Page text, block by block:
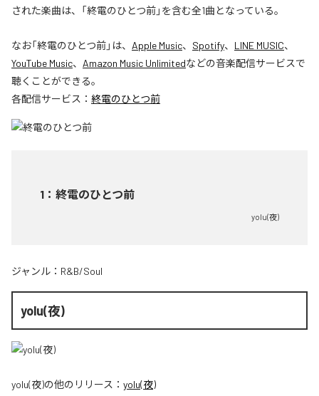
された楽曲は、「終電のひとつ前」を含む全1曲となっている。
なお「終電のひとつ前」は、 Apple Music、 Spotify、 LINE MUSIC、
YouTube Music、 Amazon Music Unlimitedなどの音楽配信サービスで
聴くことができる。
各配信サービス： 終電のひとつ前
1 ： 終電のひとつ前
yolu(夜)
ジャンル： R&B/Soul
yolu(夜)
yolu(夜)の他のリリース： yolu(夜)